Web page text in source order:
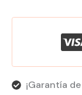
¡Garantía